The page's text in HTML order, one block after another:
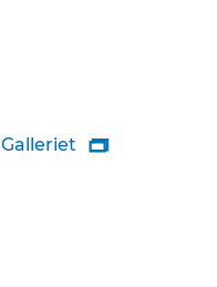
Galleriet 